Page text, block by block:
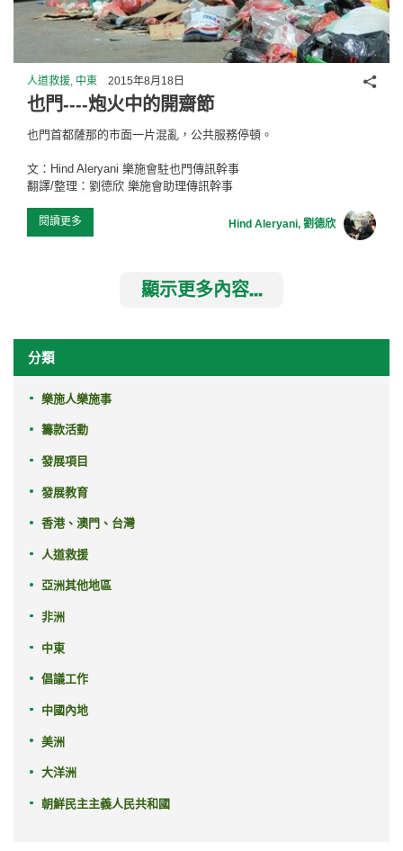
人道救援, 中東 2015年8月18日
也門----炮火中的開齋節
也門首都薩那的市面一片混亂，公共服務停頓。
文：Hind Aleryani 樂施會駐也門傳訊幹事
翻譯/整理：劉德欣 樂施會助理傳訊幹事
閱讀更多 Hind Aleryani, 劉德欣
分享
顯示更多內容...
分類
樂施人樂施事
籌款活動
發展項目
發展教育
香港、澳門、台灣
人道救援
亞洲其他地區
非洲
中東
倡議工作
中國內地
美洲
大洋洲
朝鮮民主主義人民共和國